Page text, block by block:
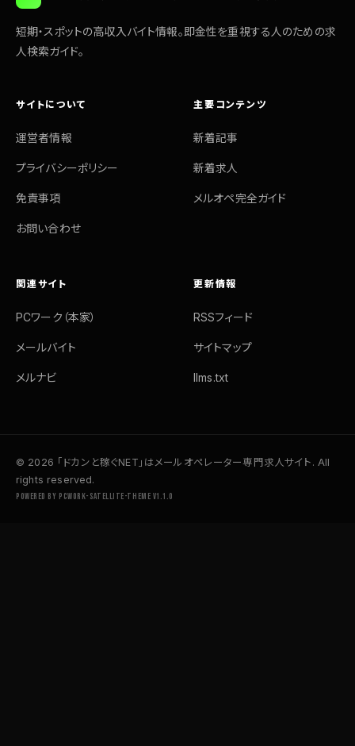
短期・スポットの高収入バイト情報。即金性を重視する人のための求
人検索ガイド。
サイトについて
運営者情報
プライバシーポリシー
免責事項
お問い合わせ
主要コンテンツ
新着記事
新着求人
メルオペ完全ガイド
関連サイト
PCワーク（本家）
メールバイト
メルナビ
更新情報
RSSフィード
サイトマップ
llms.txt
© 2026 「ドカンと稼ぐNET」はメールオペレーター専門求人サイト. All
rights reserved.
Powered by pcwork-satellite-theme v1.1.0